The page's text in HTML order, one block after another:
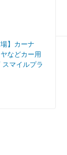
場】カーナ
などカー用
スマイルプラ